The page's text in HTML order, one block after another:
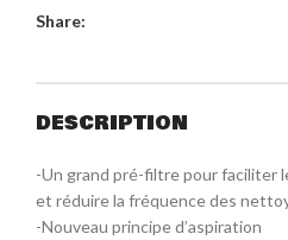
Share:
DESCRIPTION
-Un grand pré-filtre pour faciliter
et réduire la fréquence des
-Nouveau principe d’aspiration